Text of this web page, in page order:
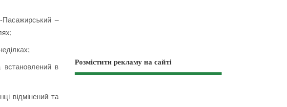
Пасажирський –
встановлений в
відмінений та
Розмістити рекламу на сайті